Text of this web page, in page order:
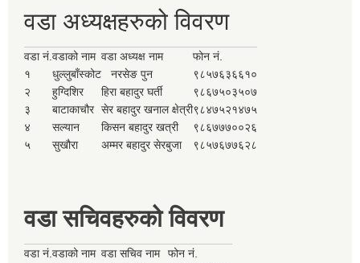
वडा अध्यक्षहरुको विवरण
वडा नं. वडाको नाम वडा अध्यक्ष नाम
फोन नं.
१
धुल्लुबाँस्कोट नरसेङ पुन
९८५७६३६६१०
२
हुग्दिशिर हिरा बहादुर घर्ती
९८६७५०३५०७
३
बाटाकाचौर सेर बहादुर खनाल क्षेत्री९८४७५२१४७५
४
सल्यान किसन बहादुर खत्री
९८६७७७००२६
५
सुखौरा अम्मर बहादुर सेरबुजा ९८५७६७७६२८
वडा सचिवहरुको विवरण
वडा नं. वडाको नाम वडा सचिव नाम
फोन नं.